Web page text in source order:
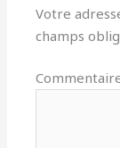
Votre
champs